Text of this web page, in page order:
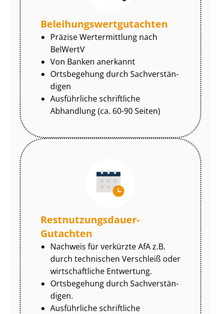
Be­lei­hungs­wert­gut­ach­ten
Präzise Wertermittlung nach
BelWertV
Von Banken anerkannt
Ortsbegehung durch Sach­ver­stän­
di­gen
Ausführliche schriftliche
Abhandlung (ca. 60-90 Seiten)
Rest­nut­zungs­dau­er-
Gutachten
Nachweis für verkürzte AfA z.B.
durch technischen Verschleiß oder
wirtschaftliche Entwertung.
Ortsbegehung durch Sach­ver­stän­
di­gen.
Ausführliche schriftliche